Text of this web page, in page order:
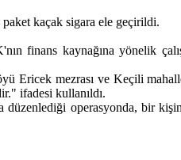
kaçak sigara ele geçirildi.
finans kaynağına yönelik
Ericek mezrası ve Keçili
ifadesi kullanıldı.
operasyonda, bir